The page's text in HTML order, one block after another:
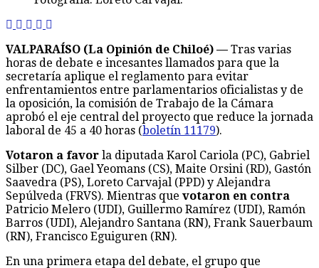
VALPARAÍSO (La Opinión de Chiloé) — Tras varias
horas de debate e incesantes llamados para que la
secretaría aplique el reglamento para evitar
enfrentamientos entre parlamentarios oficialistas y de
la oposición, la comisión de Trabajo de la Cámara
aprobó el eje central del proyecto que reduce la jornada
laboral de 45 a 40 horas (boletín 11179).
Votaron a favor la diputada Karol Cariola (PC), Gabriel
Silber (DC), Gael Yeomans (CS), Maite Orsini (RD), Gastón
Saavedra (PS), Loreto Carvajal (PPD) y Alejandra
Sepúlveda (FRVS). Mientras que votaron en contra
Patricio Melero (UDI), Guillermo Ramírez (UDI), Ramón
Barros (UDI), Alejandro Santana (RN), Frank Sauerbaum
(RN), Francisco Eguiguren (RN).
En una primera etapa del debate, el grupo que